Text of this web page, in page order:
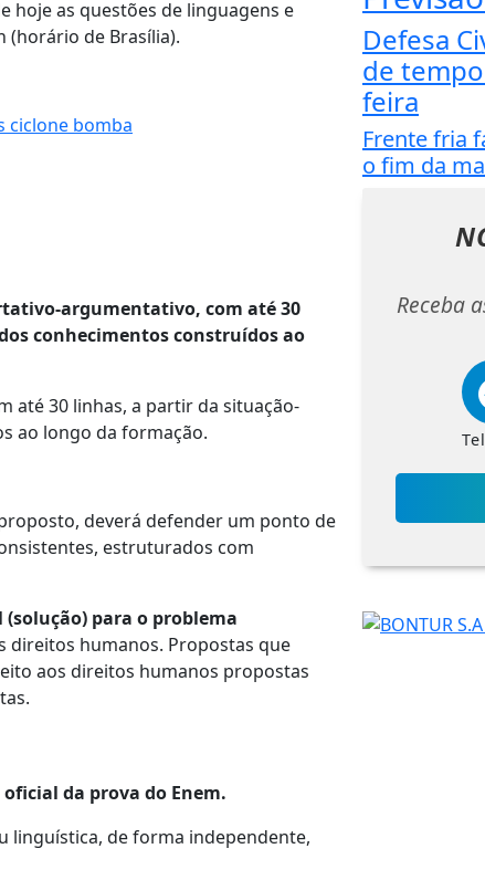
hoje as questões de linguagens e
(horário de Brasília).
ciclone bomba
argumentativo, com até 30
conhecimentos construídos ao
até 30 linhas, a partir da situação-
ao longo da formação.
deverá defender um ponto de
estruturados com
para o problema
direitos humanos. Propostas que
aos direitos humanos propostas
da prova do Enem.
linguística, de forma independente,
Defesa
de
feira
Frente fria
o fim da
Receba